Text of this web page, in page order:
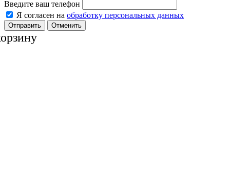
Введите ваш телефон
Я согласен на обработку персональных данных
Отменить